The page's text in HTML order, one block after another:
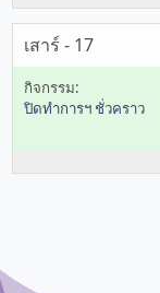
เสาร์ - 17
ปิดทำการฯ ชั่วคราว